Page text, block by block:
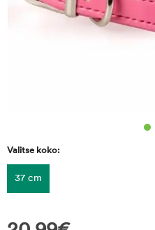
Valitse koko:
37 cm